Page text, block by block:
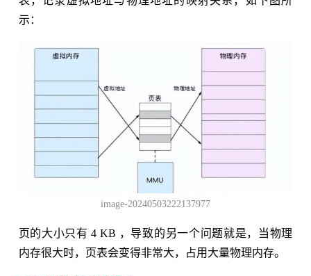
示：
image-20240503222137977
页的大小只有 4 KB ，导致的另一个问题就是，当物理
内存很大时，页表会变得非常大，占用大量物理内存。